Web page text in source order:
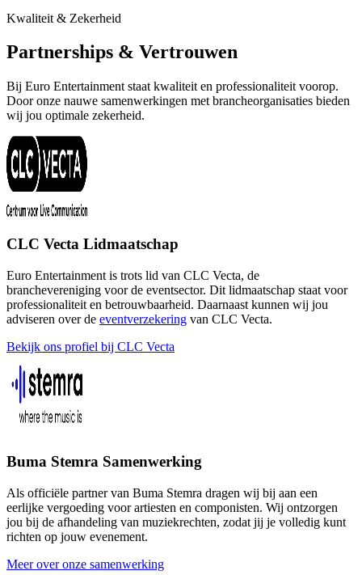
Kwaliteit & Zekerheid
Partnerships & Vertrouwen
Bij Euro Entertainment staat kwaliteit en professionaliteit voorop.
Door onze nauwe samenwerkingen met brancheorganisaties bieden
wij jou optimale zekerheid.
CLC Vecta Lidmaatschap
Euro Entertainment is trots lid van CLC Vecta, de
branchevereniging voor de eventsector. Dit lidmaatschap staat voor
professionaliteit en betrouwbaarheid. Daarnaast kunnen wij jou
adviseren over de eventverzekering van CLC Vecta.
Bekijk ons profiel bij CLC Vecta
Buma Stemra Samenwerking
Als officiële partner van Buma Stemra dragen wij bij aan een
eerlijke vergoeding voor artiesten en componisten. Wij ontzorgen
jou bij de afhandeling van muziekrechten, zodat jij je volledig kunt
richten op jouw evenement.
Meer over onze samenwerking